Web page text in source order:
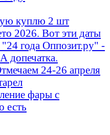
куплю 2 шт
2026. Вот эти даты
года Оппозит.ру" -
24-26 апреля
фары с
есть